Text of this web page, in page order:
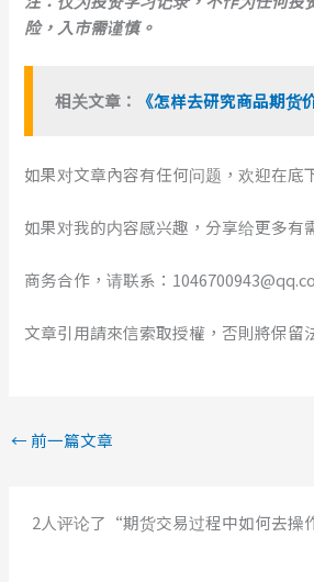
险，入市需谨慎。
相关文章： 《怎样去研究商品期货
如果对文章內容有任何问题，欢迎在底
如果对我的内容感兴趣，分享给更多有
商务合作，请联系：
文章引用請來信索取授權，否則將保留
← 前一篇文章
2人评论了“期货交易过程中如何去操